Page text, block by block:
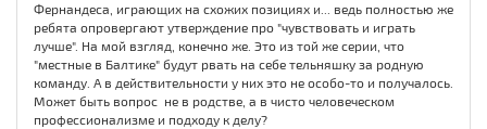
Фернандеса, играющих на схожих позициях и... ведь полностью же
ребята опровергают утверждение про "чувствовать и играть
лучше". На мой взгляд, конечно же. Это из той же серии, что
"местные в Балтике" будут рвать на себе тельняшку за родную
команду. А в действительности у них это не особо-то и получалось.
Может быть вопрос не в родстве, а в чисто человеческом
профессионализме и подходу к делу?